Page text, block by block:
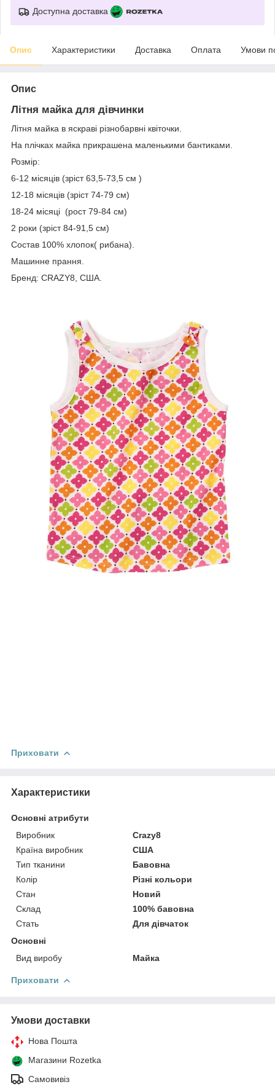
Доступна доставка
Опис Характеристики Доставка Оплата Умови
Опис
Літня майка для дівчинки
Літня майка в яскраві різнобарвні квіточки.
На плічках майка прикрашена маленькими бантиками.
Розмір:
6-12 місяців (зріст 63,5-73,5 см )
12-18 місяців (зріст 74-79 см)
18-24 місяці (рост 79-84 см)
2 роки (зріст 84-91,5 см)
Состав 100% хлопок( рибана).
Машинне прання.
Бренд: CRAZY8, США.
Приховати
Характеристики
Основні атрибути
Виробник
Crazy8
Країна виробник
США
Тип тканини
Бавовна
Колір
Різні кольори
Стан
Новий
Склад
100% бавовна
Стать
Для дівчаток
Основні
Вид виробу
Майка
Приховати
Умови доставки
Нова Пошта
Магазини Rozetka
Самовивіз